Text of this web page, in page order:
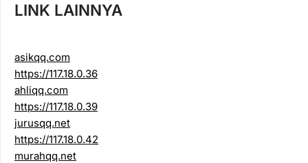
LINK LAINNYA
asikqq.com
https://117.18.0.36
ahliqq.com
https://117.18.0.39
jurusqq.net
https://117.18.0.42
murahqq.net